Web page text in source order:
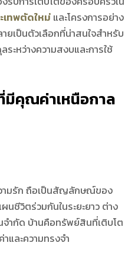
เทพตัดใหม่ และโครงการอย่าง
ยเป็นตัวเลือกที่น่าสนใจสำหรับ
ะหว่างความสงบและการใช้
มีคุณค่าเหนือกาล
ามรัก ถือเป็นสัญลักษณ์ของ
นชีวิตร่วมกันในระยะยาว ต่าง
จำกัด บ้านคือทรัพย์สินที่เติบโต
และความทรงจำ